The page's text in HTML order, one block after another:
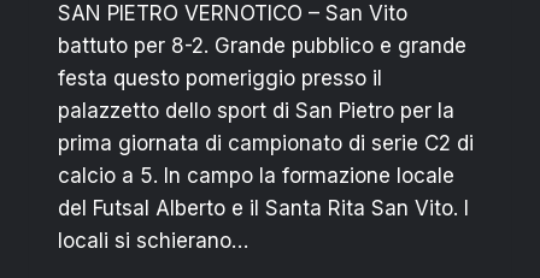
SAN PIETRO VERNOTICO – San Vito
battuto per 8-2. Grande pubblico e grande
festa questo pomeriggio presso il
palazzetto dello sport di San Pietro per la
prima giornata di campionato di serie C2 di
calcio a 5. In campo la formazione locale
del Futsal Alberto e il Santa Rita San Vito. I
locali si schierano…